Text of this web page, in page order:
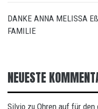
DANKE ANNA MELISSA
FAMILIE
NEUESTE
Silvio zu Ohren auf für den